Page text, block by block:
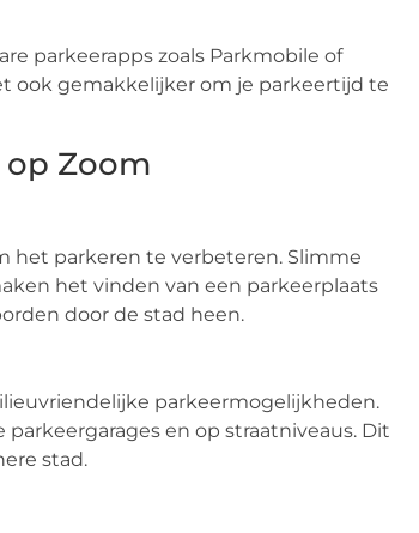
parkeerapps zoals Parkmobile of
ook gemakkelijker om je parkeertijd te
Zoom
het parkeren te verbeteren. Slimme
het vinden van een parkeerplaats
door de stad heen.
parkeermogelijkheden.
en op straatniveaus. Dit
stad.